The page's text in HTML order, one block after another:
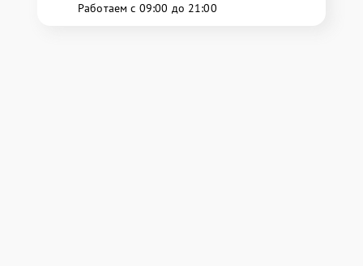
Работаем с 09:00 до 21:00